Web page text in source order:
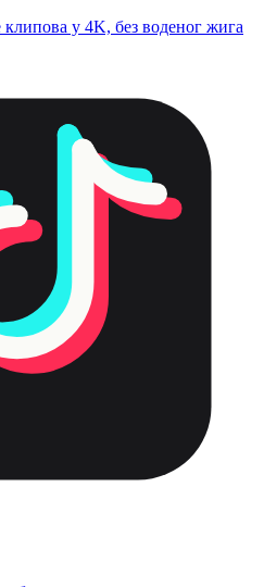
у 4K, без воденог жига